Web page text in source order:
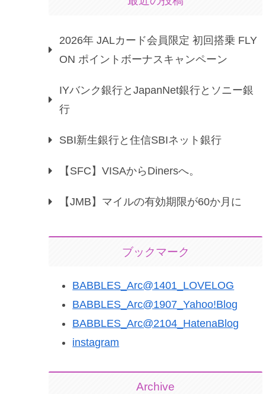
2026年 JALカード会員限定 初回搭乗 FLY
ON ポイントボーナスキャンペーン
IYバンク銀行とJapanNet銀行とソニー銀
行
SBI新生銀行と住信SBIネット銀行
【SFC】VISAからDinersへ。
【JMB】マイルの有効期限が60か月に
ブックマーク
BABBLES_Arc@1401_LOVELOG
BABBLES_Arc@1907_Yahoo!Blog
BABBLES_Arc@2104_HatenaBlog
instagram
Archive